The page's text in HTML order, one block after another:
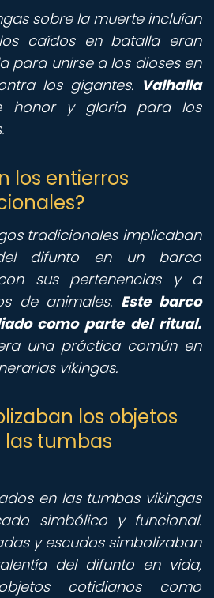
sobre la muerte incluían
caídos en batalla eran
para unirse a los dioses en
los gigantes. Valhalla
honor y gloria para los
los entierros
tradicionales implicaban
difunto en un barco
sus pertenencias y a
de animales. Este barco
como parte del ritual.
una práctica común en
vikingas.
los objetos
tumbas
en las tumbas vikingas
simbólico y funcional.
y escudos simbolizaban
del difunto en vida,
cotidianos como